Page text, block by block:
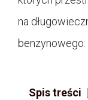
na
benzynowego.
Spis treści